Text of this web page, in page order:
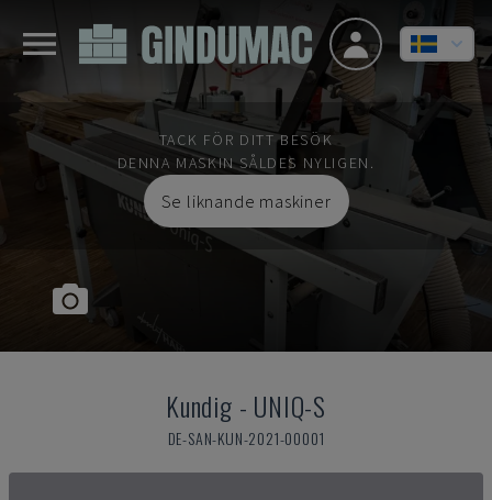
TACK FÖR DITT BESÖK
DENNA MASKIN SÅLDES NYLIGEN.
Se liknande maskiner
Kundig - UNIQ-S
DE-SAN-KUN-2021-00001